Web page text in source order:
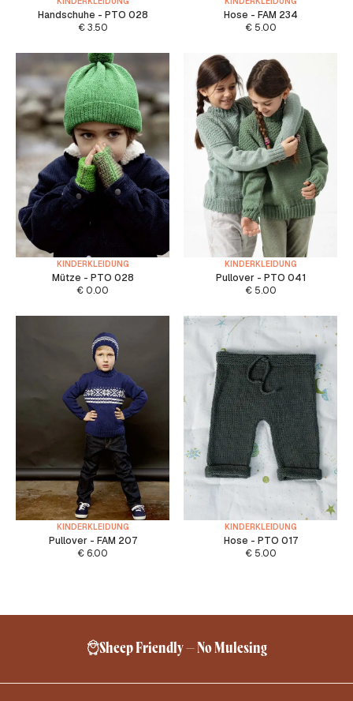
Handschuhe - PTO 028
€3.50
Hose - FAM 234
€5.00
KINDERKLEIDUNG
Mütze - PTO 028
€ 0.00
KINDERKLEIDUNG
Pullover - PTO 041
€5.00
KINDERKLEIDUNG
Pullover - FAM 207
€ 6.00
KINDERKLEIDUNG
Hose - PTO 017
€5.00
Kostenlose Lieferung ab 24,95 €